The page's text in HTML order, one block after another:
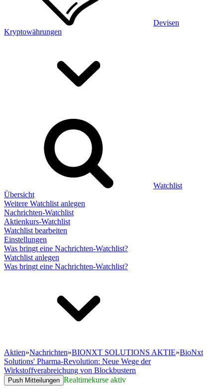
Devisen
Kryptowährungen
Watchlist
Übersicht
Weitere Watchlist anlegen
Nachrichten-Watchlist
Aktienkurs-Watchlist
Watchlist bearbeiten
Einstellungen
Was bringt eine Nachrichten-Watchlist?
Watchlist anlegen
Was bringt eine Nachrichten-Watchlist?
Aktien»Nachrichten»BIONXT SOLUTIONS AKTIE»BioNxt
Solutions' Pharma-Revolution: Neue Wege der
Wirkstoffverabreichung von Blockbustern
Push Mitteilungen Realtimekurse aktiv